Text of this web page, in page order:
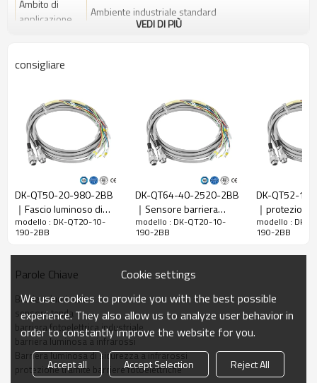
Ambito di
applicazione
Ambiente industriale standard
Rapporto di
Controlla la
precisione
18 mm
Numero di
raggi
20
protezione
190 mm
La dimensione
complessiva
51mm*35mm*L, L è la lunghezza dell'emettitore e
del ricevitore.
Distanza di
rilevamento
Tempo di
risposta
≤15 ms
Dati meccanici
Materiale
dell'alloggiamentoMetallo
VEDI DI PIÙ
consigliare
DK-QT50-20-980-2BB
｜Fascio luminoso di
sicurezza｜DADISICK
modello : DK-QT20-10-
190-2BB
DK-QT64-40-2520-2BB
｜Sensore barriera
fotoelettrica｜DADISICK
modello : DK-QT20-10-
190-2BB
DK-QT52-
｜protezione
punzonatrice
modello : DK-
190-2BB
Parole Chiave
Barriera luminosa
sensore tenda
barriera fotoelettrica industriale
barriera luminosa a infrarossi
Barriera luminosa di sicurezza a infrarossi
protezione tramite barriere fotoelettriche
Cookie settings
We use cookies to provide you with the best possible
experience. They also allow us to analyze user behavior in
order to constantly improve the website for you.
Accept all Accept Selection Reject All